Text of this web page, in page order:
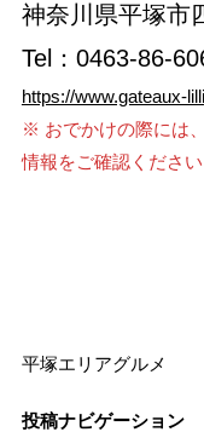
神奈川県平塚市
Tel：0463-86-
https://www.gateaux-
※ おでかけの際には
情報をご確認ください
平塚エリアグルメ
投稿ナビゲーション